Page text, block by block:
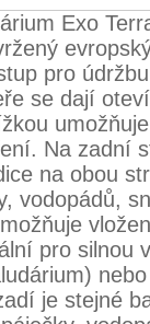
Exo
pro
se dají
Na zadní
na obou
vodopádů,
pro silnou
je stejné